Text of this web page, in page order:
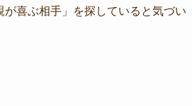
喜ぶ相手」を探していると気づい